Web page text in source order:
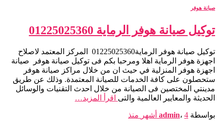
صيانة هوفر
توكيل صيانة هوفر الرماية 01225025360
توكيل صيانة هوفر الرماية01225025360 المركز المعتمد لاصلاح
اجهزة هوفر الرماية اهلا ومرحبا بكم فى توكيل صيانة هوفر صيانة
اجهزة هوفر المنزلية في حيث ان من خلال مراكز صيانة هوفر
ستحصلون على كافة الخدمات للصيانة المعتمدة. وذلك عن طريق
مدينتي المختصين فى الصيانة من خلال احدث التقنيات والوسائل
الحديثة والمعايير العالمية والتى اقرأ المزيد…
بواسطة admin، 4 أشهر منذ